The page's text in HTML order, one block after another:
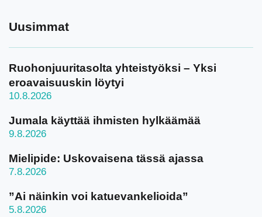
Uusimmat
Ruohonjuuritasolta yhteistyöksi – Yksi
eroavaisuuskin löytyi
10.8.2026
Jumala käyttää ihmisten hylkäämää
9.8.2026
Mielipide: Uskovaisena tässä ajassa
7.8.2026
”Ai näinkin voi katuevankelioida”
5.8.2026